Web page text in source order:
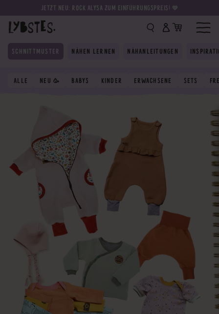
JETZT NEU: ROCK ALYSA ZUM EINFÜHRUNGSPREIS! 💛
SCHNITTMUSTER
ALLE NEU 🥳 BABYS KINDER ERWACHSENE SETS
NÄHEN LERNEN NÄHANLEITUNGEN